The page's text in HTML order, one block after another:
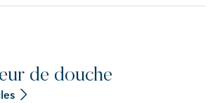
de douche